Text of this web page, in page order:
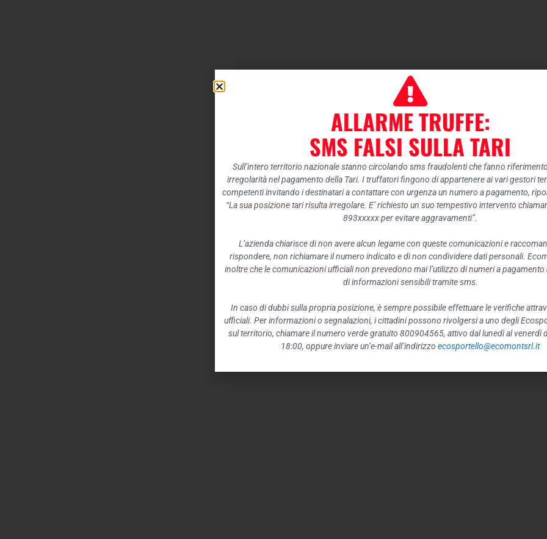
ALLARME TRUFFE:
SMS FALSI SULLA TARI
Sull’intero territorio nazionale stanno circolando sms fraudolenti che fanno
irregolarità nel pagamento della Tari. I truffatori fingono di appartenere ai vari gestori
competenti invitando i destinatari a contattare con urgenza un numero a pagamento,
“La sua posizione tari risulta irregolare. E’ richiesto un suo tempestivo intervento
893xxxxx per evitare aggravamenti”.
L’azienda chiarisce di non avere alcun legame con queste comunicazioni e
rispondere, non richiamare il numero indicato e di non condividere dati personali.
inoltre che le comunicazioni ufficiali non prevedono mai l’utilizzo di numeri a pagamento
di informazioni sensibili tramite sms.
In caso di dubbi sulla propria posizione, è sempre possibile effettuare le verifiche
ufficiali. Per informazioni o segnalazioni, i cittadini possono rivolgersi a uno degli
sul territorio, chiamare il numero verde gratuito 800904565, attivo dal lunedì al venerdì
18:00, oppure inviare un’e-mail all’indirizzo ecosportello@ecomontsrl.it